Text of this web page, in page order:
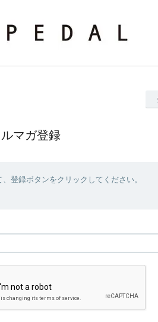
ルマガ登録
登録ボタンをクリックしてください。